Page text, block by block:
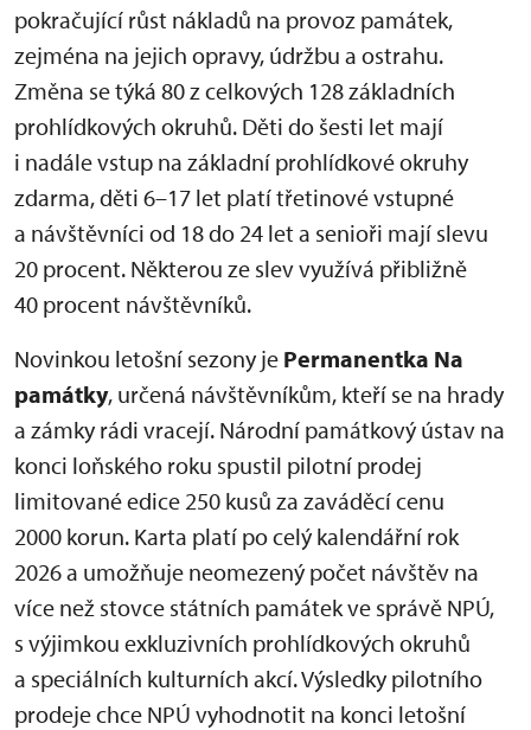
pokračující růst nákladů na provoz památek,
zejména na jejich opravy, údržbu a ostrahu.
Změna se týká 80 z celkových 128 základních
prohlídkových okruhů. Děti do šesti let mají
i nadále vstup na základní prohlídkové okruhy
zdarma, děti 6–17 let platí třetinové vstupné
a návštěvníci od 18 do 24 let a senioři mají slevu
20 procent. Některou ze slev využívá přibližně
40 procent návštěvníků.
Novinkou letošní sezony je Permanentka Na
památky, určená návštěvníkům, kteří se na hrady
a zámky rádi vracejí. Národní památkový ústav na
konci loňského roku spustil pilotní prodej
limitované edice 250 kusů za zaváděcí cenu
2000 korun. Karta platí po celý kalendářní rok
2026 a umožňuje neomezený počet návštěv na
více než stovce státních památek ve správě NPÚ,
s výjimkou exkluzivních prohlídkových okruhů
a speciálních kulturních akcí. Výsledky pilotního
prodeje chce NPÚ vyhodnotit na konci letošní